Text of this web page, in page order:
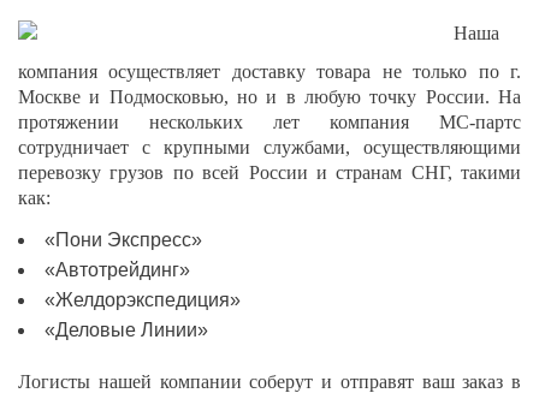
Наша
компания осуществляет доставку товара не только по г.
Москве и Подмосковью, но и в любую точку России. На
протяжении нескольких лет компания МС-партс
сотрудничает с крупными службами, осуществляющими
перевозку грузов по всей России и странам СНГ, такими
как:
«Пони Экспресс»
«Автотрейдинг»
«Желдорэкспедиция»
«Деловые Линии»
Логисты нашей компании соберут и отправят ваш заказ в